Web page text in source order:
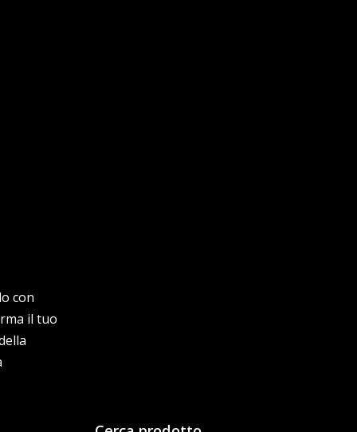
con
il tuo